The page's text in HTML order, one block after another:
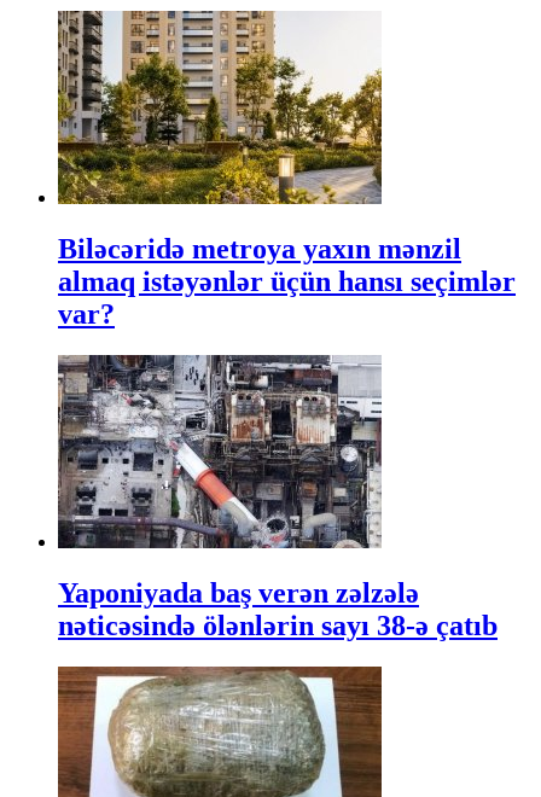
Biləcəridə metroya yaxın mənzil
almaq istəyənlər üçün hansı seçimlər
var?
Yaponiyada baş verən zəlzələ
nəticəsində ölənlərin sayı 38-ə çatıb